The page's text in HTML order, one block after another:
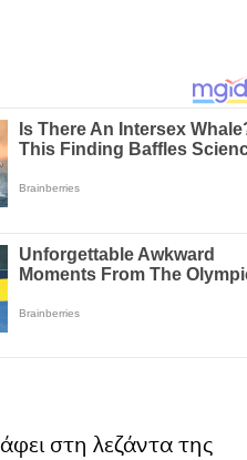
στη λεζάντα της